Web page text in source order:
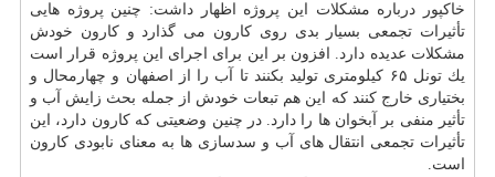
خاكپور درباره مشكلات این پروژه اظهار داشت: چنین پروژه هایی
تأثیرات تجمعی بسیار بدی روی كارون می گذارد و كارون خودش
مشكلات عدیده دارد. افزون بر این برای اجرای این پروژه قرار است
یك تونل ۶۵ كیلومتری تولید بكنند تا آب را از اصفهان و چهارمحال و
بختیاری خارج كنند كه این هم تبعات خودش از جمله بحث زایش آب و
تأثیر منفی بر آبخوان ها را دارد. در چنین وضعیتی كه كارون دارد، این
تأثیرات تجمعی انتقال های آب و سدسازی ها به معنای نابودی كارون
است.